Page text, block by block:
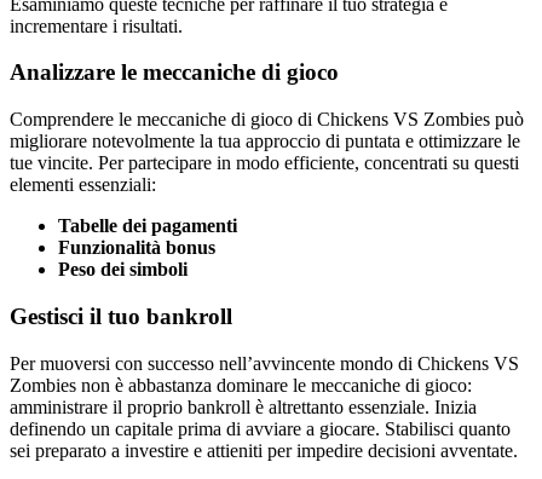
incrementare i risultati.
Analizzare le meccaniche di gioco
Comprendere le meccaniche di gioco di Chickens VS Zombies può
migliorare notevolmente la tua approccio di puntata e ottimizzare le
tue vincite. Per partecipare in modo efficiente, concentrati su questi
elementi essenziali:
Tabelle dei pagamenti
Funzionalità bonus
Peso dei simboli
Gestisci il tuo bankroll
Per muoversi con successo nell’avvincente mondo di Chickens VS
Zombies non è abbastanza dominare le meccaniche di gioco:
amministrare il proprio bankroll è altrettanto essenziale. Inizia
definendo un capitale prima di avviare a giocare. Stabilisci quanto
sei preparato a investire e attieniti per impedire decisioni avventate.